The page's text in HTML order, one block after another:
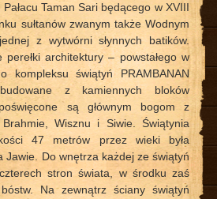
Taman Sari będącego w XVIII
sułtanów zwanym także Wodnym
z wytwórni słynnych batików.
perełki architektury – powstałego w
kompleksu świątyń PRAMBANAN
z kamiennych bloków
są głównym bogom z
Wisznu i Siwie. Świątynia
47 metrów przez wieki była
Jawie. Do wnętrza każdej ze świątyń
stron świata, w środku zaś
Na zewnątrz ściany świątyń